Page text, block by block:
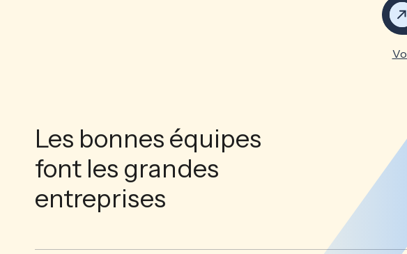
Les bonnes équipes
font les grandes
entreprises